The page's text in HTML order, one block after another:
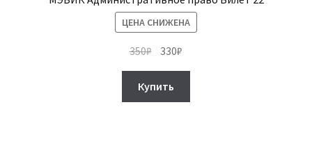
ЦЕНА СНИЖЕНА
350₽ Первоначальная
цена
составляла
350₽.
330₽
цена:
Купить